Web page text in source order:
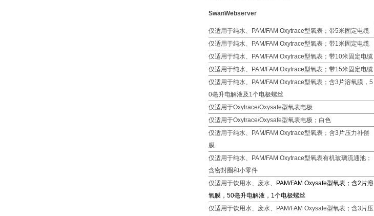
SwanWebserver
仅适用于纯水、PAM/FAM Oxytrace型氧表；带5米固定电缆
仅适用于纯水、PAM/FAM Oxytrace型氧表；带1米固定电缆
仅适用于纯水、PAM/FAM Oxytrace型氧表；带10米固定电缆
仅适用于纯水、PAM/FAM Oxytrace型氧表；带15米固定电缆
仅适用于纯水、PAM/FAM Oxytrace型氧表；含3片溶氧膜，5
0毫升电解液及1个电极螺丝
仅适用于Oxytrace/Oxysafe型氧表电极
仅适用于Oxytrace/Oxysafe型氧表电极；白色
仅适用于纯水、PAM/FAM Oxytrace型氧表；含3片压力补偿
膜
仅适用于纯水、PAM/FAM Oxytrace型氧表有机玻璃流通池；
含密封圈和小零件
仅适用于饮用水、废水、
PAM/FAM Oxysafe型氧表；含2片溶
氧膜，50毫升电解液，1个电极螺丝
仅适用于饮用水、废水、PAM/FAM Oxysafe型氧表；含3片压